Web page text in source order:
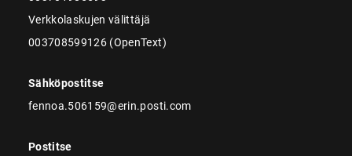
Verkkolaskujen välittäjä
003708599126 (OpenText)
Sähköpostitse
fennoa.506159@erin.posti.com
Postitse